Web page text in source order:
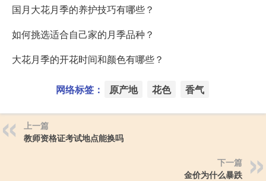
国月大花月季的养护技巧有哪些？
如何挑选适合自己家的月季品种？
大花月季的开花时间和颜色有哪些？
网络标签： 原产地 花色 香气
上一篇
教师资格证考试地点能换吗
下一篇
金价为什么暴跌